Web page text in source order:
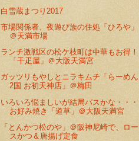
白雪蔵まつり2017
市場関係者、夜遊び族の住処「ひろや」
＠天満市場
ランチ激戦区の松ケ枝町は中華もお得！
「千疋屋」＠大阪天満宮
ガッツリもやしとニラキムチ「らーめん
2国 お初天神店」＠梅田
いろいろ悩ましいが結局パスかな・・・
お好み焼き「道草」＠大阪天満宮
「とんかつ松のや」＠阪神尼崎で、ロー
スかつ＆唐揚げ定食